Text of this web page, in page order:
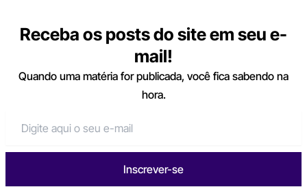
Receba os posts do site em seu e-
mail!
Quando uma matéria for publicada, você fica sabendo na
hora.
Inscrever-se